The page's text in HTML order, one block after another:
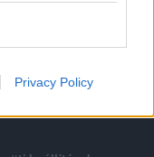
Privacy Policy